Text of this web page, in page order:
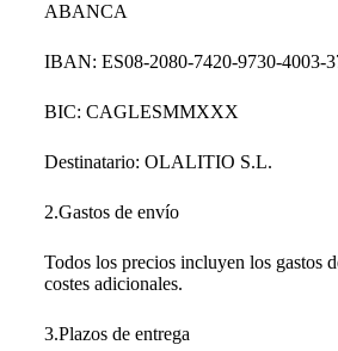
ABANCA
IBAN: ES08-2080-7420-9730-4003-
BIC: CAGLESMMXXX
Destinatario: OLALITIO S.L.
2.Gastos de envío
Todos los precios incluyen los gastos
costes adicionales.
3.Plazos de entrega